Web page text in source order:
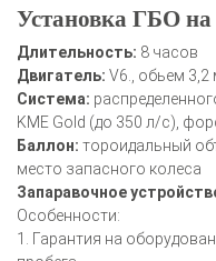
Установка ГБО
Длительность: 8 часов
Двигатель: V6., обьем
Система:
KME Gold (до 350 л/с),
Баллон: тороидальный
место запасного колеса
Запаравочное
Особенности:
1. Гарантия на